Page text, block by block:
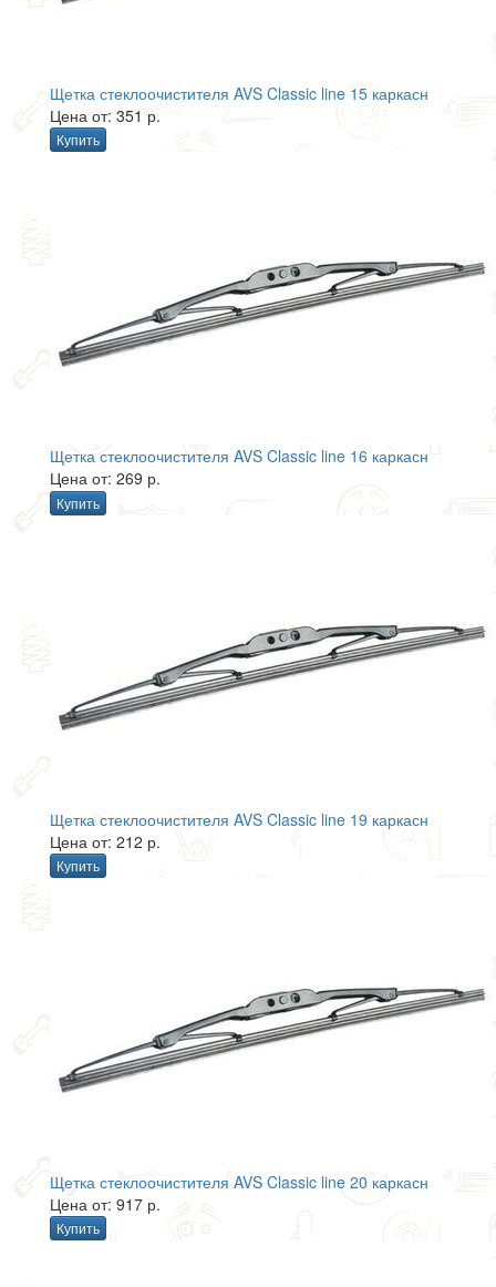
Щетка стеклоочистителя AVS Classic line 15 каркасн
Цена от: 351 р.
Купить
Щетка стеклоочистителя AVS Classic line 16 каркасн
Цена от: 269 р.
Купить
Щетка стеклоочистителя AVS Classic line 19 каркасн
Цена от: 212 р.
Купить
Щетка стеклоочистителя AVS Classic line 20 каркасн
Цена от: 917 р.
Купить